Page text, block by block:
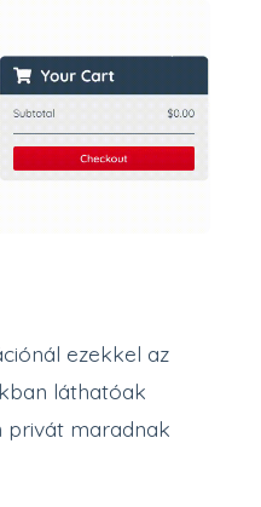
ezekkel az
láthatóak
privát maradnak